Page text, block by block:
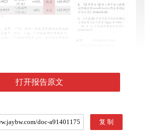
打开报告原文